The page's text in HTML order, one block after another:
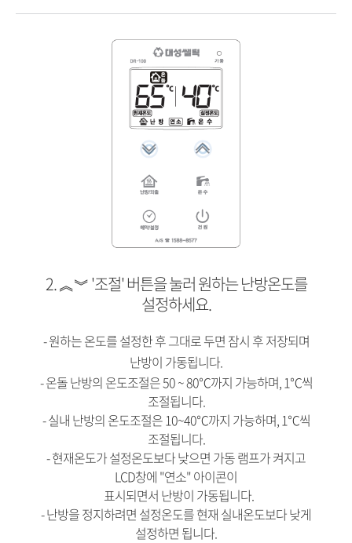
2. ︽︾ '조절' 버튼을 눌러 원하는 난방온도를
설정하세요.
- 원하는 온도를 설정한 후 그대로 두면 잠시 후 저장되며
난방이 가동됩니다.
- 온돌 난방의 온도조절은 50 ~ 80℃까지 가능하며, 1℃씩
조절됩니다.
- 실내 난방의 온도조절은 10~40℃까지 가능하며, 1℃씩
조절됩니다.
- 현재온도가 설정온도보다 낮으면 가동 램프가 켜지고
LCD창에 "연소" 아이콘이
표시되면서 난방이 가동됩니다.
- 난방을 정지하려면 설정온도를 현재 실내온도보다 낮게
설정하면 됩니다.